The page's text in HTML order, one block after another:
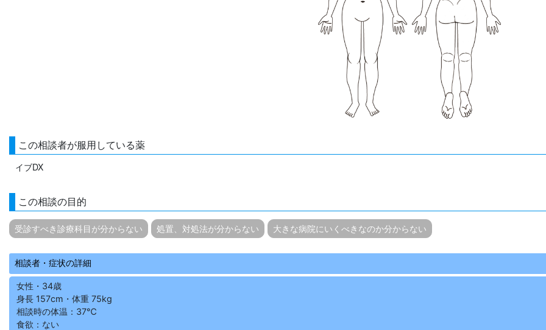
この相談者が服用している薬
イブDX
この相談の目的
受診すべき診療科目が分からない 処置、対処法が分からない 大きな病院にいくべきなのか分からない
相談者・症状の詳細
女性・34歳
身長 157cm・体重 75kg
相談時の体温：37℃
食欲：ない